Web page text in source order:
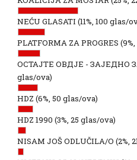
NEĆU GLASATI (11%, 100 glas/
PLATFORMA ZA PROGRES
ОСТАЈТЕ ОВДЈЕ - ЗАЈЕДНО
glas/ova)
HDZ (6%, 50 glas/ova)
HDZ 1990 (3%, 25 glas/ova)
NISAM JOŠ ODLUČILA/O (2%,